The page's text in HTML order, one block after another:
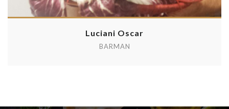
Luciani Oscar
BARMAN